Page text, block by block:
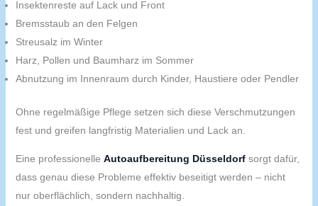
Insektenreste auf Lack und Front
Bremsstaub an den Felgen
Streusalz im Winter
Harz, Pollen und Baumharz im Sommer
Abnutzung im Innenraum durch Kinder, Haustiere oder Pendler
Ohne regelmäßige Pflege setzen sich diese Verschmutzungen
fest und greifen langfristig Materialien und Lack an.
Eine professionelle Autoaufbereitung Düsseldorfsorgt dafür,
dass genau diese Probleme effektiv beseitigt werden – nicht
nur oberflächlich, sondern nachhaltig.